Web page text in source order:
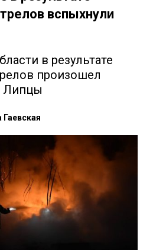
вспыхнули
в результате
произошел
Липцы
Гаевская